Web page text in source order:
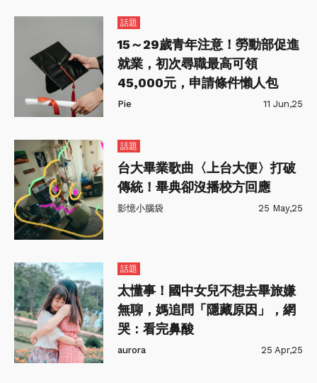
話題
15～29歲青年注意！勞動部促進
就業，初次尋職最高可領
45,000元，申請條件懶人包
Pie 11 Jun,25
話題
台大畢業歌曲〈上台大便〉打破
傳統！畢典卻沒播校方回應
影憶小腦袋 25 May,25
話題
太懂事！國中女兒不想去畢旅嫌
無聊，媽追問「隱藏原因」，網
哭：看完鼻酸
aurora 25 Apr,25